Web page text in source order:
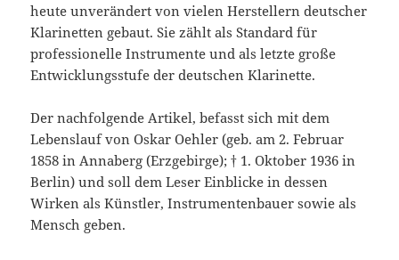
heute unverändert von vielen Herstellern deutscher
Klarinetten gebaut. Sie zählt als Standard für
professionelle Instrumente und als letzte große
Entwicklungsstufe der deutschen Klarinette.
Der nachfolgende Artikel, befasst sich mit dem
Lebenslauf von Oskar Oehler (geb. am 2. Februar
1858 in Annaberg (Erzgebirge); † 1. Oktober 1936 in
Berlin) und soll dem Leser Einblicke in dessen
Wirken als Künstler, Instrumentenbauer sowie als
Mensch geben.